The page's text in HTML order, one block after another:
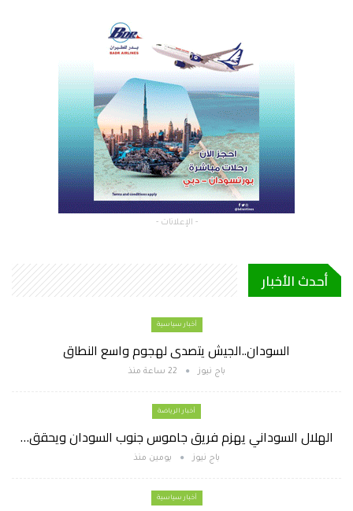
- الإعلانات -
أحدث الأخبار
أخبار سياسية
السودان..الجيش يتصدى لهجوم واسع النطاق
باج نيوز 22 ساعة منذ
أخبار الرياضة
الهلال السوداني يهزم فريق جاموس جنوب السودان ويحقق…
باج نيوز يومين منذ
أخبار سياسية